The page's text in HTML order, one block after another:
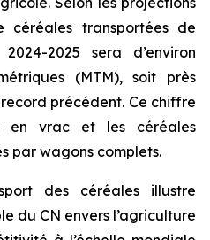
céréales transportées de
2025 sera d’environ
(MTM), soit près
précédent. Ce chiffre
en vrac et les céréales
par wagons complets.
des céréales illustre
du CN envers l’agriculture